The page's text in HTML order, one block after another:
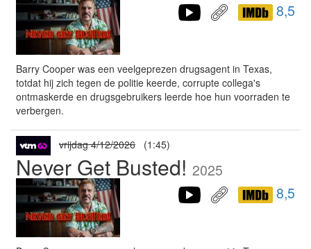
8,5
Barry Cooper was een veelgeprezen drugsagent in Texas,
totdat hij zich tegen de politie keerde, corrupte collega's
ontmaskerde en drugsgebruikers leerde hoe hun voorraden te
verbergen.
vrijdag 4/12/2026 (1:45)
Never Get Busted! 2025
8,5